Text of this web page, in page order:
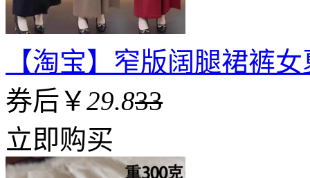
【淘宝】窄版阔腿裙裤
券后￥29.833
立即购买